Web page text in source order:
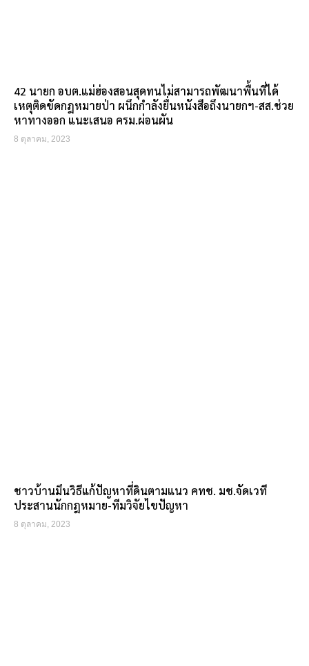
42 นายก อบต.แม่ฮ่องสอนสุดทนไม่สามารถพัฒนาพื้นที่ได้
เหตุติดขัดกฎหมายป่า ผนึกกำลังยื่นหนังสือถึงนายกฯ-สส.ช่วย
หาทางออก แนะเสนอ ครม.ผ่อนผัน
8 ตุลาคม, 2023
ชาวบ้านมึนวิธีแก้ปัญหาที่ดินตามแนว คทช. มช.จัดเวที
ประสานนักกฎหมาย-ทีมวิจัยไขปัญหา
8 ตุลาคม, 2023